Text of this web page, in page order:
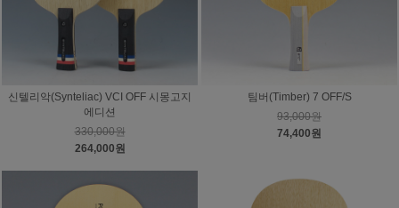
신텔리악(Synteliac) VCI OFF 시몽고지
에디션
330,000원
264,000원
팀버(Timber) 7 OFF/S
93,000원
74,400원